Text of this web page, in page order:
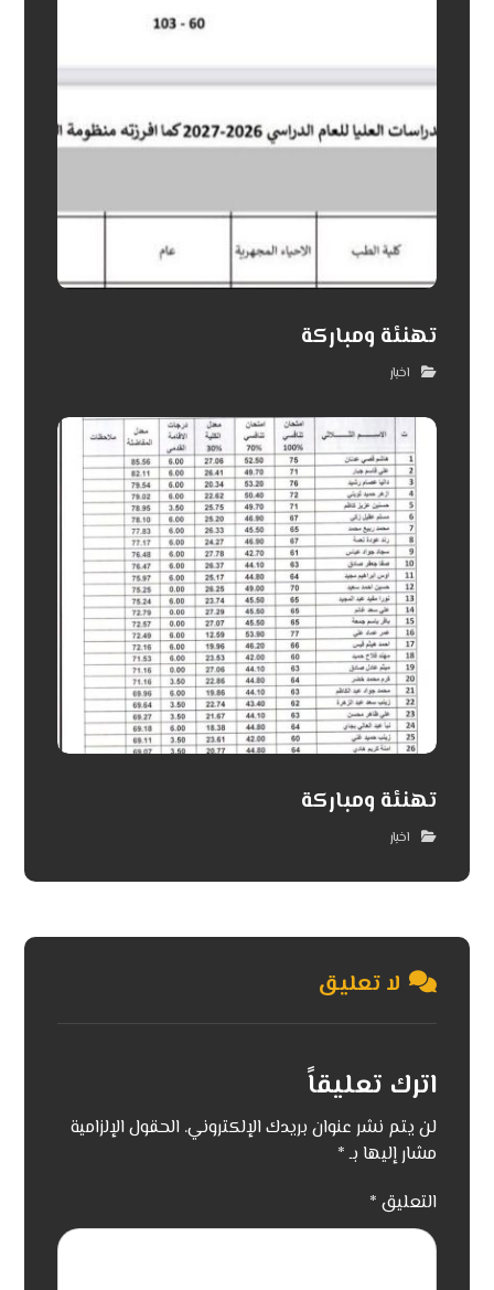
تهنئة ومباركة
اخبار
تهنئة ومباركة
اخبار
لا تعليق
اترك تعليقاً
لن يتم نشر عنوان بريدك الإلكتروني. الحقول الإلزامية
مشار إليها بـ*
التعليق *